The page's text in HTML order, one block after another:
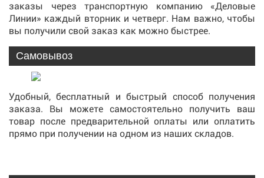
заказы через транспортную компанию «Деловые
Линии» каждый вторник и четверг. Нам важно, чтобы
вы получили свой заказ как можно быстрее.
Самовывоз
Удобный, бесплатный и быстрый способ получения
заказа. Вы можете самостоятельно получить ваш
товар после предварительной оплаты или оплатить
прямо при получении на одном из наших складов.